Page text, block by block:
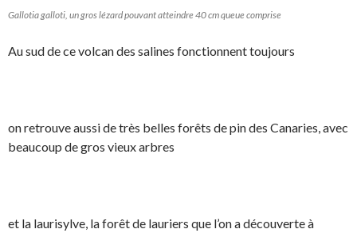
Gallotia galloti, un gros lézard pouvant atteindre 40 cm queue comprise
Au sud de ce volcan des salines fonctionnent toujours
on retrouve aussi de très belles forêts de pin des Canaries, avec
beaucoup de gros vieux arbres
et la laurisylve, la forêt de lauriers que l’on a découverte à